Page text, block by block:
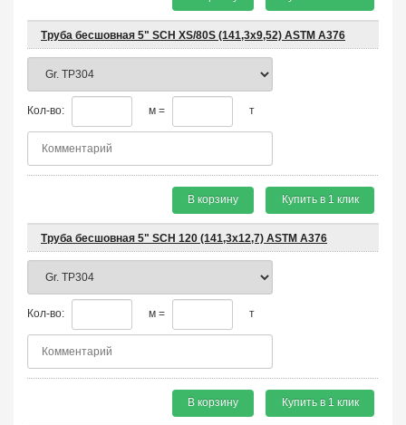
Труба бесшовная 5" SCH XS/80S (141,3х9,52) ASTM A376
Кол-во: м = т
В корзину Купить в 1 клик
Труба бесшовная 5" SCH 120 (141,3х12,7) ASTM A376
Кол-во: м = т
В корзину Купить в 1 клик